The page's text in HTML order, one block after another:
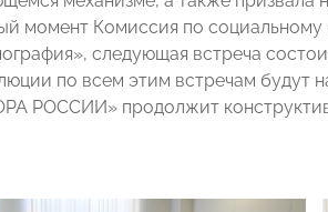
момент Комиссия по социальному
следующая встреча
по всем этим встречам будут
РОССИИ» продолжит